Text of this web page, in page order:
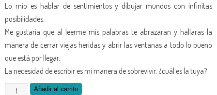
Lo mío es hablar de sentimientos y dibujar mundos con infinitas
posibilidades.
Me gustaría que al leerme mis palabras te abrazaran y hallaras la
manera de cerrar viejas heridas y abrir las ventanas a todo lo bueno
que está por llegar.
La necesidad de escribir es mi manera de sobrevivir, ¿cuál es la tuya?
Añadir al carrito